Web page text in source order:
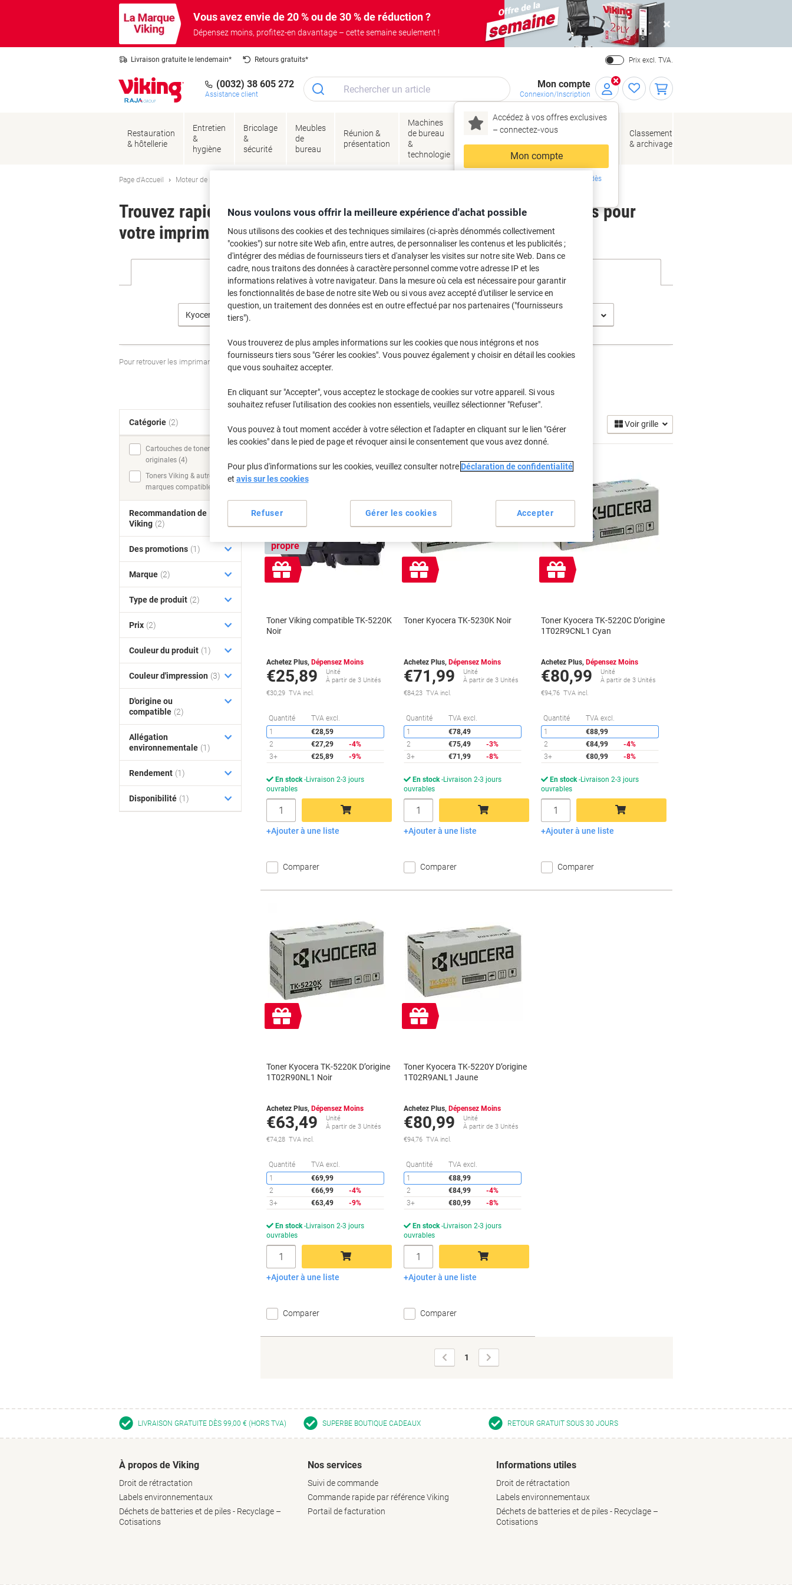
Vous avez envie de 20 % ou de 30 % de réduction ?
Dépensez moins, profitez-en davantage – cette semaine seulement !
Close
Livraison gratuite le lendemain* Retours gratuits* Prix excl. TVA.
(0032) 38 605 272
Assistance client
Mon compte
Connexion/Inscription
Accédez à vos offres exclusives
– connectez‑vous
Mon compte
Inscrivez-vous dès
Restauration
& hôtellerie
Entretien
&
hygiène
Bricolage
&
sécurité
Meubles
de
bureau
Réunion &
présentation
Machines
de bureau
&
technologie
Encres
Papier,
enveloppes
&
emballage
de bureau
Classement
& archivage
Page d'Accueil Moteur de recherche d'encre et toner
Trouvez rapidement les cartouches d'encre, toners ou les étiquettes pour
votre imprimante.
Sélectionner la marque, la gamme et le modèle
Kyocera
Pour retrouver les imprimantes listées et/ou les cartouches précédemment achetées Se connecter
Kyocera Ecosys P 5021 CDN/KL3 (5)
Trier par : Voir grille
propre
Cadeau
gratuit
Toner Viking compatible TK-5220K
Noir
Achetez Plus, Dépensez Moins
€25,89
Unité
À partir de 3 Unités
€30,29 TVA incl.
Quantité TVA excl.
Économies
1
€28,59
2
€27,29
-4%
3+
€25,89 -9%
En stock Livraison 2-3 jours
ouvrables
Quantité
Ajouter au panier
Ajouter à une liste
Comparer
Cadeau
gratuit
Toner Kyocera TK-5230K Noir
Achetez Plus, Dépensez Moins
€71,99
Unité
À partir de 3 Unités
€84,23 TVA incl.
Quantité TVA excl.
Économies
1
€78,49
2
€75,49
-3%
3+
€71,99 -8%
En stock Livraison 2-3 jours
ouvrables
Quantité
Ajouter au panier
Ajouter à une liste
Comparer
Cadeau
gratuit
Toner Kyocera TK-5220C D’origine
1T02R9CNL1 Cyan
Achetez Plus, Dépensez Moins
€80,99
Unité
À partir de 3 Unités
€94,76 TVA incl.
Quantité TVA excl.
1
€88,99
2
€84,99
-4%
3+
€80,99 -8%
En stock Livraison 2-3 jours
ouvrables
Quantité
Ajouter au panier
Ajouter à une liste
Comparer
Cadeau
gratuit
Toner Kyocera TK-5220K D’origine
1T02R90NL1 Noir
Achetez Plus, Dépensez Moins
€63,49
Unité
À partir de 3 Unités
€74,28 TVA incl.
Quantité TVA excl.
Économies
1
€69,99
2
€66,99
-4%
3+
€63,49 -9%
En stock Livraison 2-3 jours
ouvrables
Quantité
Ajouter au panier
Ajouter à une liste
Comparer
Cadeau
gratuit
Toner Kyocera TK-5220Y D’origine
1T02R9ANL1 Jaune
Achetez Plus, Dépensez Moins
€80,99
Unité
À partir de 3 Unités
€94,76 TVA incl.
Quantité TVA excl.
1
€88,99
2
€84,99
-4%
3+
€80,99 -8%
En stock Livraison 2-3 jours
ouvrables
Quantité
Ajouter au panier
Ajouter à une liste
Comparer
Page
précédente
1
suivante
Catégorie (2)
Cartouches de toner
originales (4)
Toners Viking & autres
marques compatibles (1)
Recommandation de
Viking (2)
Des promotions (1)
Marque (2)
Type de produit (2)
Prix (2)
Couleur du produit (1)
Couleur d'impression (3)
D'origine ou
compatible (2)
Allégation
environnementale (1)
Rendement (1)
Disponibilité (1)
LIVRAISON GRATUITE DÈS 99,00 € (HORS TVA) SUPERBE BOUTIQUE CADEAUX RETOUR GRATUIT SOUS 30 JOURS
À propos de Viking
Droit de rétractation
Labels environnementaux
Déchets de batteries et de piles - Recyclage –
Cotisations
Nos services
Suivi de commande
Commande rapide par référence Viking
Portail de facturation
Informations utiles
Droit de rétractation
Labels environnementaux
Déchets de batteries et de piles - Recyclage –
Cotisations
Nous voulons vous offrir la meilleure expérience d'achat possible
Nous utilisons des cookies et des techniques similaires (ci-après dénommés collectivement
"cookies") sur notre site Web afin, entre autres, de personnaliser les contenus et les publicités ;
d'intégrer des médias de fournisseurs tiers et d'analyser les visites sur notre site Web. Dans ce
cadre, nous traitons des données à caractère personnel comme votre adresse IP et les
informations relatives à votre navigateur. Dans la mesure où cela est nécessaire pour garantir
les fonctionnalités de base de notre site Web ou si vous avez accepté d'utiliser le service en
question, un traitement des données est en outre effectué par nos partenaires ("fournisseurs
tiers").
Vous trouverez de plus amples informations sur les cookies que nous intégrons et nos
fournisseurs tiers sous "Gérer les cookies". Vous pouvez également y choisir en détail les cookies
que vous souhaitez accepter.
En cliquant sur "Accepter", vous acceptez le stockage de cookies sur votre appareil. Si vous
souhaitez refuser l'utilisation des cookies non essentiels, veuillez sélectionner "Refuser".
Vous pouvez à tout moment accéder à votre sélection et l'adapter en cliquant sur le lien "Gérer
les cookies" dans le pied de page et révoquer ainsi le consentement que vous avez donné.
Pour plus d'informations sur les cookies, veuillez consulter notre Déclaration de confidentialité
et avis sur les cookies
Gérer les cookies
Refuser Accepter